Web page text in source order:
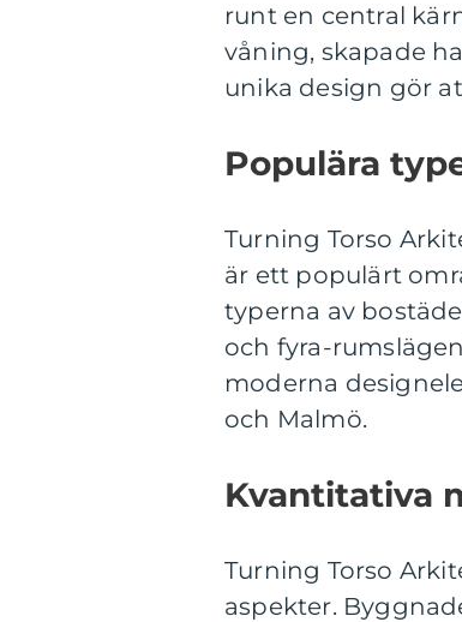
runt en central
våning, skapade
unika design gör
Populära
Turning Torso
är ett populärt
typerna av
och fyra-
moderna
och Malmö.
Kvantitativa
Turning Torso
aspekter.